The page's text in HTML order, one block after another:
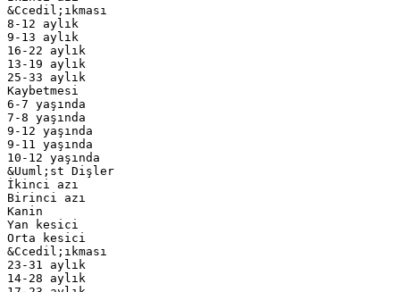
&Ccedil;ıkması
8-12 aylık
9-13 aylık
16-22 aylık
13-19 aylık
25-33 aylık
Kaybetmesi
6-7 yaşında
7-8 yaşında
9-12 yaşında
9-11 yaşında
10-12 yaşında
&Uuml;st Dişler
İkinci azı
Birinci azı
Kanin
Yan kesici
Orta kesici
&Ccedil;ıkması
23-31 aylık
14-28 aylık